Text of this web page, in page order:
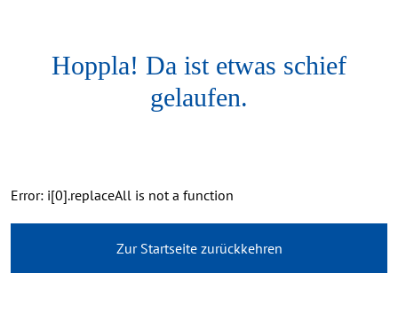
Hoppla! Da ist etwas schief
gelaufen.
Error: i[0].replaceAll is not a function
Zur Startseite zurückkehren